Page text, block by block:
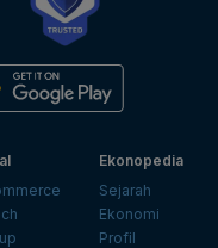
Ekonopedia
Sejarah
Ekonomi
Profil